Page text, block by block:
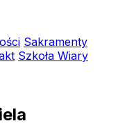
Sakramenty
Szkoła Wiary